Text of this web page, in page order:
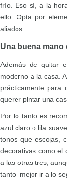
frío. Eso sí, a la
ello. Opta por
aliados.
Una buena mano
Además de quitar
moderno a la casa.
prácticamente para
querer pintar una
Por lo tanto es
azul claro o lila
tonos que escojas,
decorativas como el
a las otras tres,
tanto, mejor ir a lo